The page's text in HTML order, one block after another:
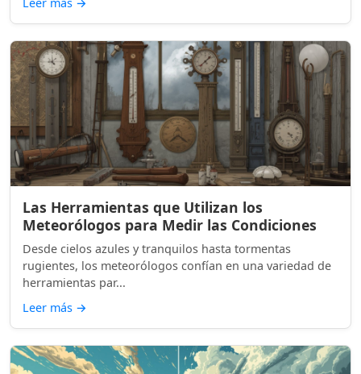
Las Herramientas que Utilizan los
Meteorólogos para Medir las Condiciones
Desde cielos azules y tranquilos hasta tormentas
rugientes, los meteorólogos confían en una variedad de
herramientas par...
Leer más →